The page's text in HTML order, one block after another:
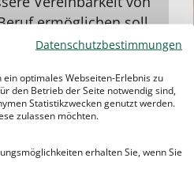
ermöglichen soll.
Weiterlesen
und
Datenschutzbestimmungen
optimales Webseiten-Erlebnis zu
den Betrieb der Seite notwendig sind,
Statistikzwecken genutzt werden.
zulassen möchten.
erhalten Sie, wenn Sie